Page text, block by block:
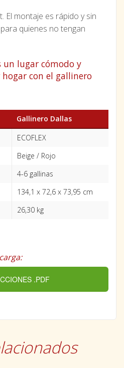
El montaje es rápido y sin
quienes no tengan
un lugar cómodo y
con el gallinero
Gallinero Dallas
ECOFLEX
Beige / Rojo
4-6 gallinas
134,1 x 72,6 x 73,95 cm
26,30 kg
.PDF